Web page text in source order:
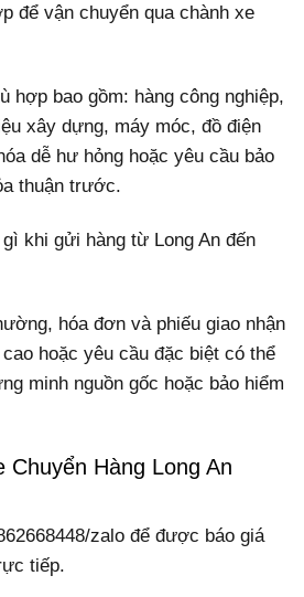
để vận chuyển qua chành xe
hợp bao gồm: hàng công nghiệp,
xây dựng, máy móc, đồ điện
dễ hư hỏng hoặc yêu cầu bảo
thuận trước.
khi gửi hàng từ Long An đến
hóa đơn và phiếu giao nhận
hoặc yêu cầu đặc biệt có thể
minh nguồn gốc hoặc bảo hiểm
Chuyển Hàng Long An
zalo để được báo giá
tiếp.